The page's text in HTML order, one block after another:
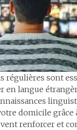
régulières sont
en langue
domicile grâce
renforcer et